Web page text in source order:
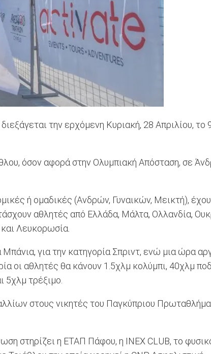
την ερχόμενη Κυριακή, 28 Απριλίου, το
όσον αφορά στην Ολυμπιακή Απόσταση, σε
ή ομαδικές (Ανδρών, Γυναικών, Μεικτή),
αθλητές από Ελλάδα, Μάλτα, Ολλανδία,
Λευκορωσία.
για την κατηγορία Σπριντ, ενώ μια ώρα
οι αθλητές θα κάνουν 1.5χλμ κολύμπι, 40χλμ
5χλμ τρέξιμο.
στους νικητές του Παγκύπριου
στηρίζει η ΕΤΑΠ Πάφου, η INEX CLUB, το